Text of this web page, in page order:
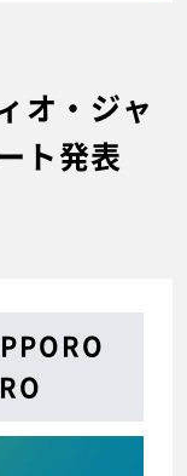
オ・ジャ
ト発表